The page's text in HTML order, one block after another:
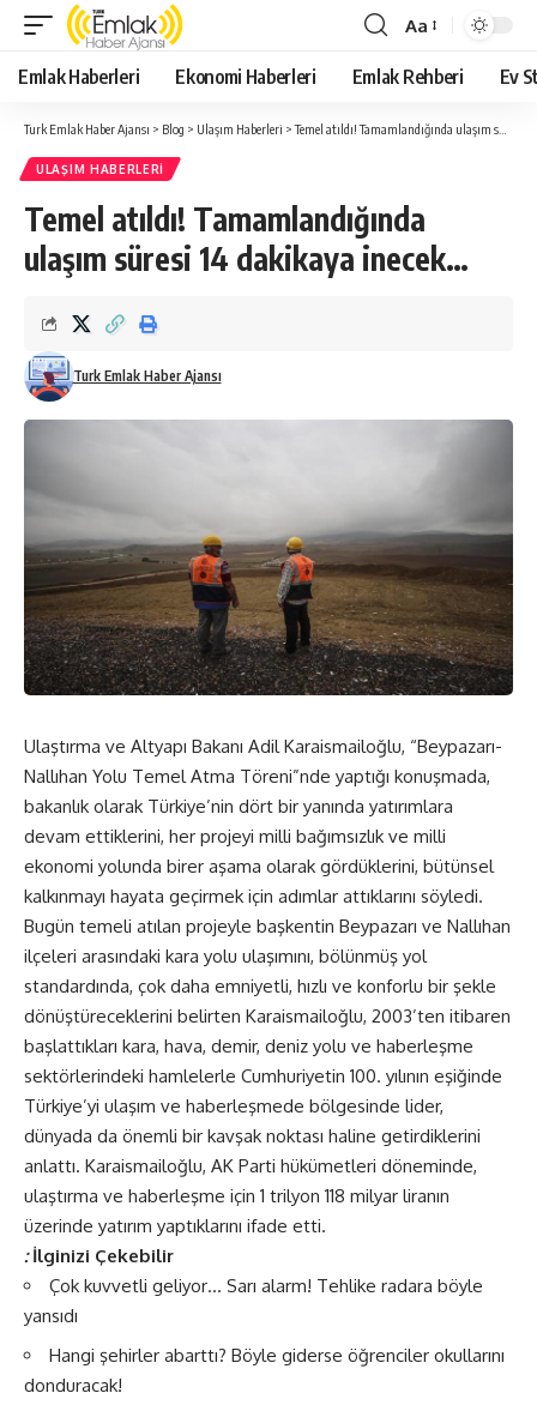
Yazı
Tipi
Boyutlandırıcı
Aa
Emlak Haberleri Ekonomi Haberleri Emlak Rehberi Ev
Turk Emlak Haber Ajansı > Blog > Ulaşım Haberleri >Temel atıldı! Tamamlandığında ulaşım süresi 14 dakikaya inecek…
ULAŞIM HABERLERI
Temel atıldı! Tamamlandığında
ulaşım süresi 14 dakikaya inecek…
Turk Emlak Haber Ajansı
Ulaştırma ve Altyapı Bakanı Adil Karaismailoğlu, “Beypazarı-
Nallıhan Yolu Temel Atma Töreni”nde yaptığı konuşmada,
bakanlık olarak Türkiye’nin dört bir yanında yatırımlara
devam ettiklerini, her projeyi milli bağımsızlık ve milli
ekonomi yolunda birer aşama olarak gördüklerini, bütünsel
kalkınmayı hayata geçirmek için adımlar attıklarını söyledi.
Bugün temeli atılan projeyle başkentin Beypazarı ve Nallıhan
ilçeleri arasındaki kara yolu ulaşımını, bölünmüş yol
standardında, çok daha emniyetli, hızlı ve konforlu bir şekle
dönüştüreceklerini belirten Karaismailoğlu, 2003’ten itibaren
başlattıkları kara, hava, demir, deniz yolu ve haberleşme
sektörlerindeki hamlelerle Cumhuriyetin 100. yılının eşiğinde
Türkiye’yi ulaşım ve haberleşmede bölgesinde lider,
dünyada da önemli bir kavşak noktası haline getirdiklerini
anlattı. Karaismailoğlu, AK Parti hükümetleri döneminde,
ulaştırma ve haberleşme için 1 trilyon 118 milyar liranın
üzerinde yatırım yaptıklarını ifade etti.
:İlginizi Çekebilir
Çok kuvvetli geliyor… Sarı alarm! Tehlike radara böyle
yansıdı
Hangi şehirler abarttı? Böyle giderse öğrenciler okullarını
donduracak!